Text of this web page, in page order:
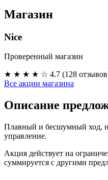
Магазин
Nice
Проверенный магазин
★ ★ ★ ★ ☆ 4.7 (128
Все акции магазина
Описание
Плавный и бесшумный ход,
управление.
Акция действует на
суммируется с другими